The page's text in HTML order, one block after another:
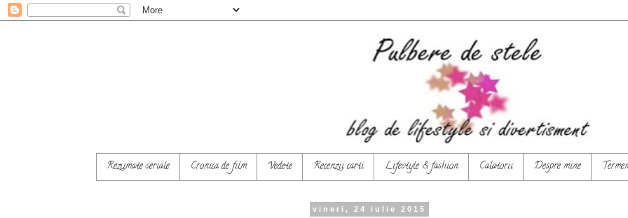
Rezumate seriale Cronica de film Vedete Recenzii carti Lifestyle & fashion Calatorii Despre mine
vineri, 24 iulie 2015